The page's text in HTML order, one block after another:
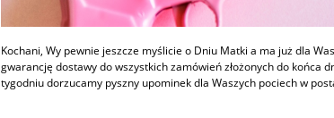
Kochani, Wy pewnie jeszcze myślicie o Dniu Matki a ma już dla
gwarancję dostawy do wszystkich zamówień złożonych do
tygodniu dorzucamy pyszny upominek dla Waszych pociech w